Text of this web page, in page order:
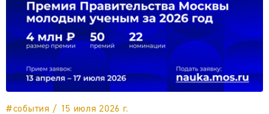
#события / 15 июля 2026 г.